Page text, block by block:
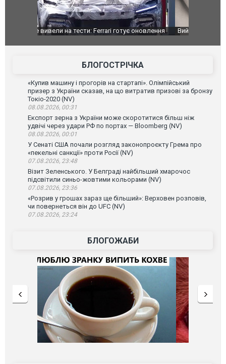
Вийшов трейлер нової екранізації легендарного
фільму "Афера Томаса Крауна"
БЛОГОСТРІЧКА
«Купив машину і прогорів на стартапі». Олімпійський
призер з України сказав, на що витратив призові за бронзу
Токіо-2020 (NV)
08.08.2026, 00:31
Експорт зерна з України може скоротитися більш ніж
удвічі через удари РФ по портах — Bloomberg (NV)
08.08.2026, 00:01
У Сенаті США почали розгляд законопроєкту Грема про
«пекельні санкції» проти Росії (NV)
07.08.2026, 23:48
Візит Зеленського. У Белграді найбільший хмарочос
підсвітили синьо-жовтими кольорами (NV)
07.08.2026, 23:36
«Розрив у грошах зараз ще більший»: Верховен розповів,
чи повернеться він до UFC (NV)
07.08.2026, 23:24
БЛОГОЖАБИ